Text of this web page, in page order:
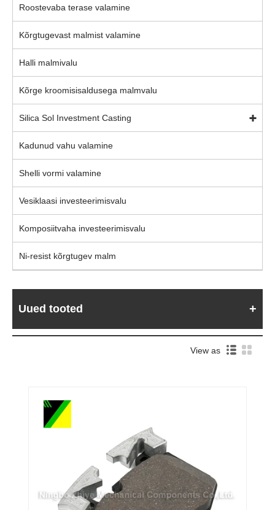
Roostevaba terase valamine
Kõrgtugevast malmist valamine
Halli malmivalu
Kõrge kroomisisaldusega malmvalu
Silica Sol Investment Casting
Kadunud vahu valamine
Shelli vormi valamine
Vesiklaasi investeerimisvalu
Komposiitvaha investeerimisvalu
Ni-resist kõrgtugev malm
Uued tooted
View as